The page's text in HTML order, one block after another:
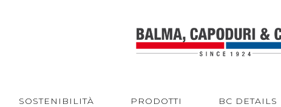
SOSTENIBILITÀ PRODOTTI BC DETAILS